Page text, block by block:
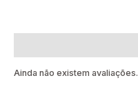
Ainda não existem avaliações.